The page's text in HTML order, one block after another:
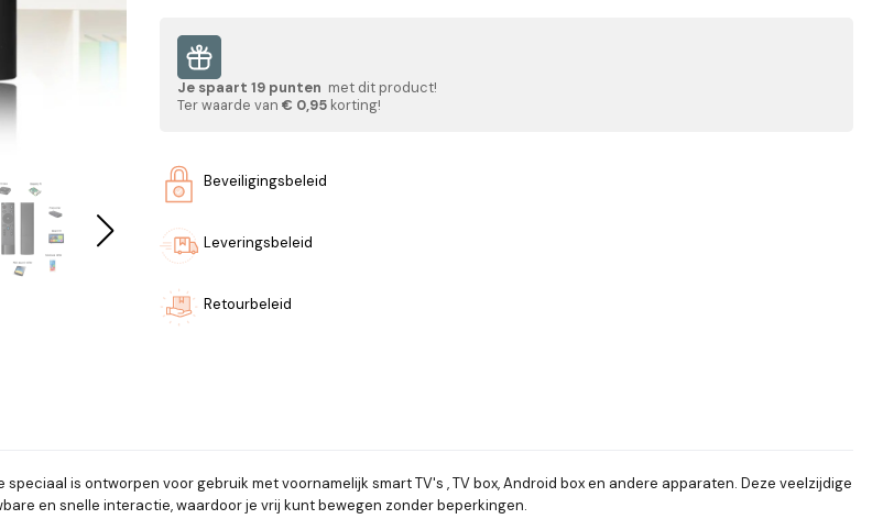
Je spaart 19 punten met dit product!
Ter waarde van € 0,95 korting!
Beveiligingsbeleid
Leveringsbeleid
Retourbeleid
is ontworpen voor gebruik met voornamelijk smart TV's , TV box, Android box en andere apparaten. Deze veelzijdige
en snelle interactie, waardoor je vrij kunt bewegen zonder beperkingen.